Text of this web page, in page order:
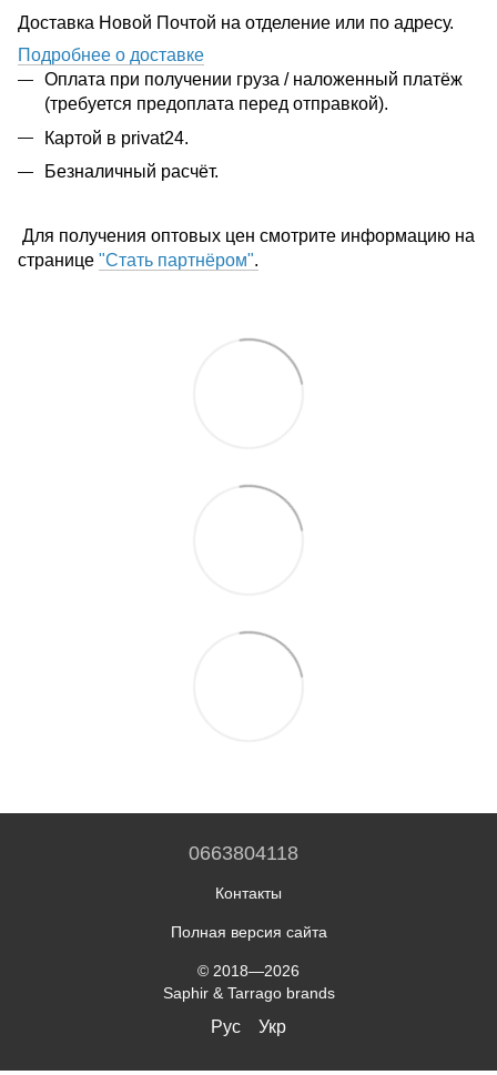
Доставка Новой Почтой на отделение или по адресу.
Подробнее о доставке
Оплата при получении груза / наложенный платёж
(требуется предоплата перед отправкой).
Картой в privat24.
Безналичный расчёт.
Для получения оптовых цен смотрите информацию на
странице "Стать партнёром".
0663804118
Контакты
Полная версия сайта
© 2018—2026
Saphir & Tarrago brands
Рус Укр